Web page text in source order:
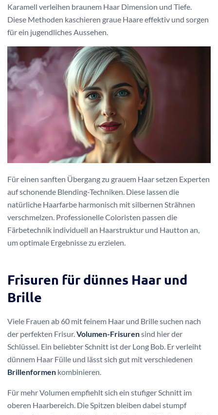
Karamell verleihen braunem Haar Dimension und Tiefe.
Diese Methoden kaschieren graue Haare effektiv und sorgen
für ein jugendliches Aussehen.
Für einen sanften Übergang zu grauem Haar setzen Experten
auf schonende Blending-Techniken. Diese lassen die
natürliche Haarfarbe harmonisch mit silbernen Strähnen
verschmelzen. Professionelle Coloristen passen die
Färbetechnik individuell an Haarstruktur und Hautton an,
um optimale Ergebnisse zu erzielen.
Frisuren für dünnes Haar und
Brille
Viele Frauen ab 60 mit feinem Haar und Brille suchen nach
der perfekten Frisur.Volumen-Frisurensind hier der
Schlüssel. Ein beliebter Schnitt ist der Long Bob. Er verleiht
dünnem Haar Fülle und lässt sich gut mit verschiedenen
Brillenformen kombinieren.
Für mehr Volumen empfiehlt sich ein stufiger Schnitt im
oberen Haarbereich. Die Spitzen bleiben dabei stumpf